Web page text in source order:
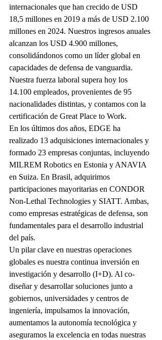
internacionales que han crecido de USD
18,5 millones en 2019 a más de USD 2.100
millones en 2024. Nuestros ingresos anuales
alcanzan los USD 4.900 millones,
consolidándonos como un líder global en
capacidades de defensa de vanguardia.
Nuestra fuerza laboral supera hoy los
14.100 empleados, provenientes de 95
nacionalidades distintas, y contamos con la
certificación de Great Place to Work.
En los últimos dos años, EDGE ha
realizado 13 adquisiciones internacionales y
formado 23 empresas conjuntas, incluyendo
MILREM Robotics en Estonia y ANAVIA
en Suiza. En Brasil, adquirimos
participaciones mayoritarias en CONDOR
Non-Lethal Technologies y SIATT. Ambas,
como empresas estratégicas de defensa, son
fundamentales para el desarrollo industrial
del país.
Un pilar clave en nuestras operaciones
globales es nuestra continua inversión en
investigación y desarrollo (I+D). Al co-
diseñar y desarrollar soluciones junto a
gobiernos, universidades y centros de
ingeniería, impulsamos la innovación,
aumentamos la autonomía tecnológica y
aseguramos la excelencia en todas nuestras